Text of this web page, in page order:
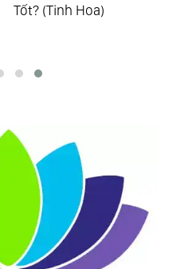
Tốt? (Tinh Hoa)